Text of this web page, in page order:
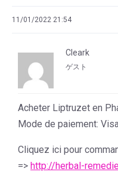
11/01/2022 21:54
Cleark
ゲスト
Acheter Liptruzet en
Mode de paiement:
Cliquez ici pour
=> http://herbal-